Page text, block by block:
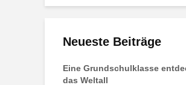
Neueste Beiträge
Eine Grundschulklasse
das Weltall